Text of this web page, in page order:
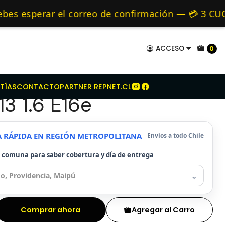
ACCESO 0
de confirmación — 💳 3 CUOTAS
CONTACTOPARTNER REPNET.CL
de 24 hrs hábiles.
Kit Embrague Para Nissan V16 B13 1.6 E16e
🚚 Envíos diariamente a
Para Nissan
1.6 E16e
RÁPIDA EN REGIÓN METROPOLITANA Envíos a todo Chile
comuna para saber cobertura y día de entrega
⌄
Agregar al Carro
Comprar ahora